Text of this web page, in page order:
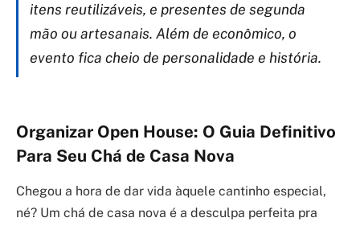
itens reutilizáveis, e presentes de segunda
mão ou artesanais. Além de econômico, o
evento fica cheio de personalidade e história.
Organizar Open House: O Guia Definitivo
Para Seu Chá de Casa Nova
Chegou a hora de dar vida àquele cantinho especial,
né? Um chá de casa nova é a desculpa perfeita pra